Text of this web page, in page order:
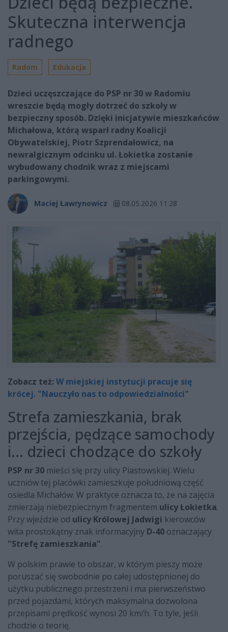
Skuteczna interwencja
radnego
Radom Edukacja
Dzieci uczęszczające do PSP nr 30 w Radomiu
wreszcie będą mogły dotrzeć do szkoły w
bezpieczny sposób. Dzięki inicjatywie mieszkańców
Michałowa, którą wsparł radny Koalicji
Obywatelskiej, Piotr Szprendałowicz, na
newralgicznym odcinku ul. Łokietka zostanie
wybudowany chodnik wraz z miejscami
parkingowymi.
Maciej Ławrynowicz 08.05.2026 11:28
Zobacz też: W miejskiej instytucji pracuje się
krócej. "Nauczyło nas to odpowiedzialności"
Strefa zamieszkania, brak
przejścia, pędzące samochody
i... dzieci chodzące do szkoły
PSP nr 30 mieści się przy ulicy Piastowskiej. Wielu
uczniów tej placówki zamieszkuje południową część
osiedla Michałów. W praktyce oznacza to, że na zajęcia
zmierzają niebezpiecznym fragmentem ulicy Łokietka.
Przy wjeździe od ulicy Królowej Jadwigi kierowców
wita prostokątny znak informacyjny D-40 oznaczający
"Strefę zamieszkania".
W polskim prawie to obszar, w którym pieszy może
poruszać się swobodnie po całej udostępnionej do
użytku publicznego przestrzeni i ma pierwszeństwo
przed pojazdami, których maksymalna dozwolona
przepisami prędkość wynosi 20 km/h. To tyle, jeśli
chodzie o teorię.